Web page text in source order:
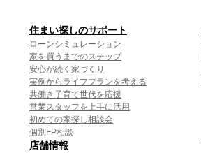
住まい探しのサポート
ローンシミュレーション
家を買うまでのステップ
安心が続く家づくり
実例からライフプランを考える
共働き子育て世代を応援
営業スタッフを上手に活用
初めての家探し相談会
個別FP相談
店舗情報